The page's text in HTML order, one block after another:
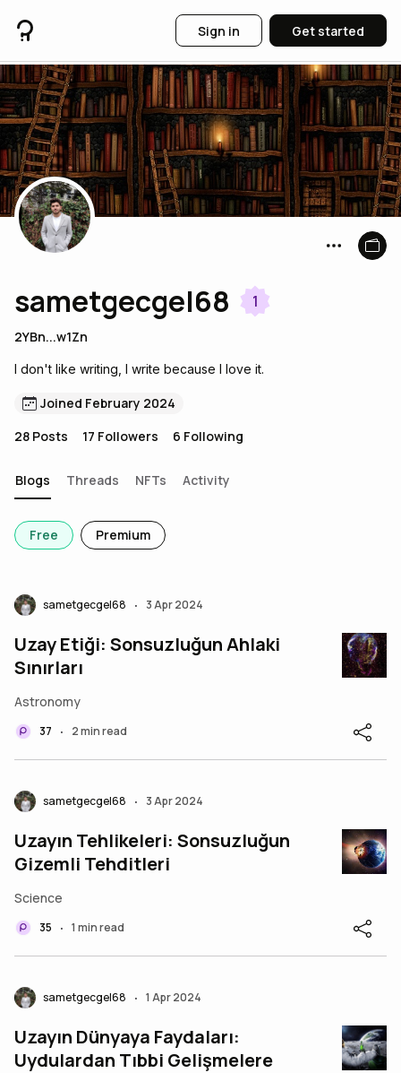
Sign in Get started
sametgecgel68 1
2YBn...w1Zn
I don't like writing, I write because I love it.
Joined February 2024
28 Posts 17 Followers 6 Following
Blogs Threads NFTs Activity
Free Premium
sametgecgel68 • 3 Apr 2024
Uzay Etiği: Sonsuzluğun Ahlaki
Sınırları
Astronomy
37 • 2 min read
sametgecgel68 • 3 Apr 2024
Uzayın Tehlikeleri: Sonsuzluğun
Gizemli Tehditleri
Science
35 • 1 min read
sametgecgel68 • 1 Apr 2024
Uzayın Dünyaya Faydaları:
Uydulardan Tıbbi Gelişmelere